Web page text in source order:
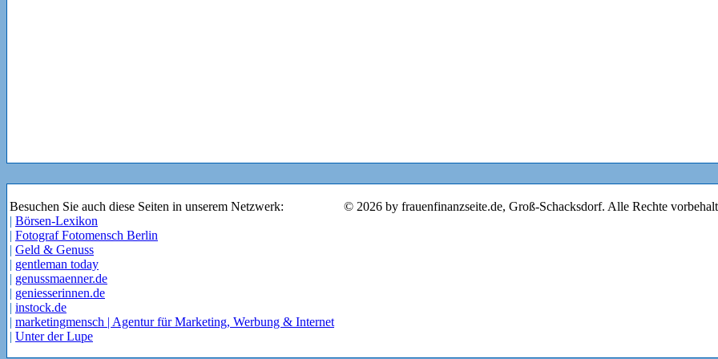
Besuchen Sie auch diese Seiten in unserem Netzwerk:
| Börsen-Lexikon
| Fotograf Fotomensch Berlin
| Geld & Genuss
| gentleman today
| genussmaenner.de
| geniesserinnen.de
| instock.de
| marketingmensch | Agentur für Marketing, Werbung & Internet
| Unter der Lupe
© 2026 by frauenfinanzseite.de, Groß-Schacksdorf. Alle Rechte